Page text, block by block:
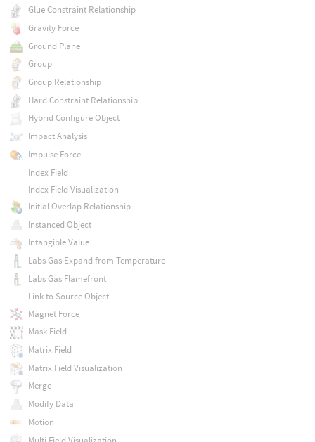
Glue Constraint Relationship
Gravity Force
Ground Plane
Group
Group Relationship
Hard Constraint Relationship
Hybrid Configure Object
Impact Analysis
Impulse Force
Index Field
Index Field Visualization
Initial Overlap Relationship
Instanced Object
Intangible Value
Labs Gas Expand from Temperature
Labs Gas Flamefront
Link to Source Object
Magnet Force
Mask Field
Matrix Field
Matrix Field Visualization
Merge
Modify Data
Motion